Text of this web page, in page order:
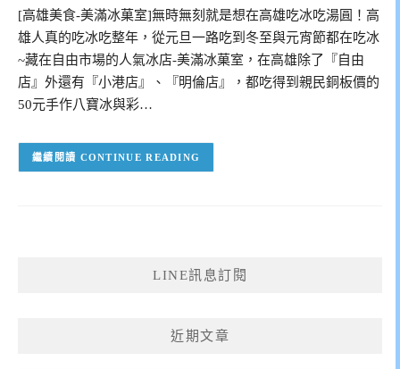
[高雄美食-美滿冰菓室]無時無刻就是想在高雄吃冰吃湯圓！高
雄人真的吃冰吃整年，從元旦一路吃到冬至與元宵節都在吃冰
~藏在自由市場的人氣冰店-美滿冰菓室，在高雄除了『自由
店』外還有『小港店』、『明倫店』，都吃得到親民銅板價的
50元手作八寶冰與彩…
CONTINUE READING
LINE訊息訂閱
近期文章